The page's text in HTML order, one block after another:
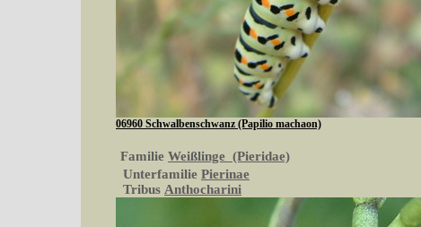
06960 Schwalbenschwanz (Papilio machaon)
Familie Weißlinge (Pieridae)
Unterfamilie Pierinae
Tribus Anthocharini